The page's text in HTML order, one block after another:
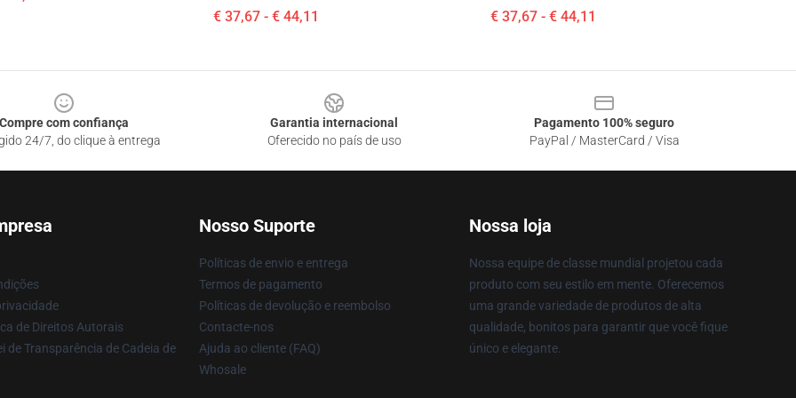
€ 37,67 - € 44,11 € 37,67 - € 44,11
Compre com confiança
24/7, do clique à entrega
Garantia internacional
Oferecido no país de uso
Pagamento 100% seguro
PayPal / MasterCard / Visa
de Direitos Autorais
de Transparência de Cadeia de
Nosso Suporte
Políticas de envio e entrega
Termos de pagamento
Políticas de devolução e reembolso
Contacte-nos
Ajuda ao cliente (FAQ)
Whosale
Nossa loja
Nossa equipe de classe mundial projetou cada
produto com seu estilo em mente. Oferecemos
uma grande variedade de produtos de alta
qualidade, bonitos para garantir que você fique
único e elegante.